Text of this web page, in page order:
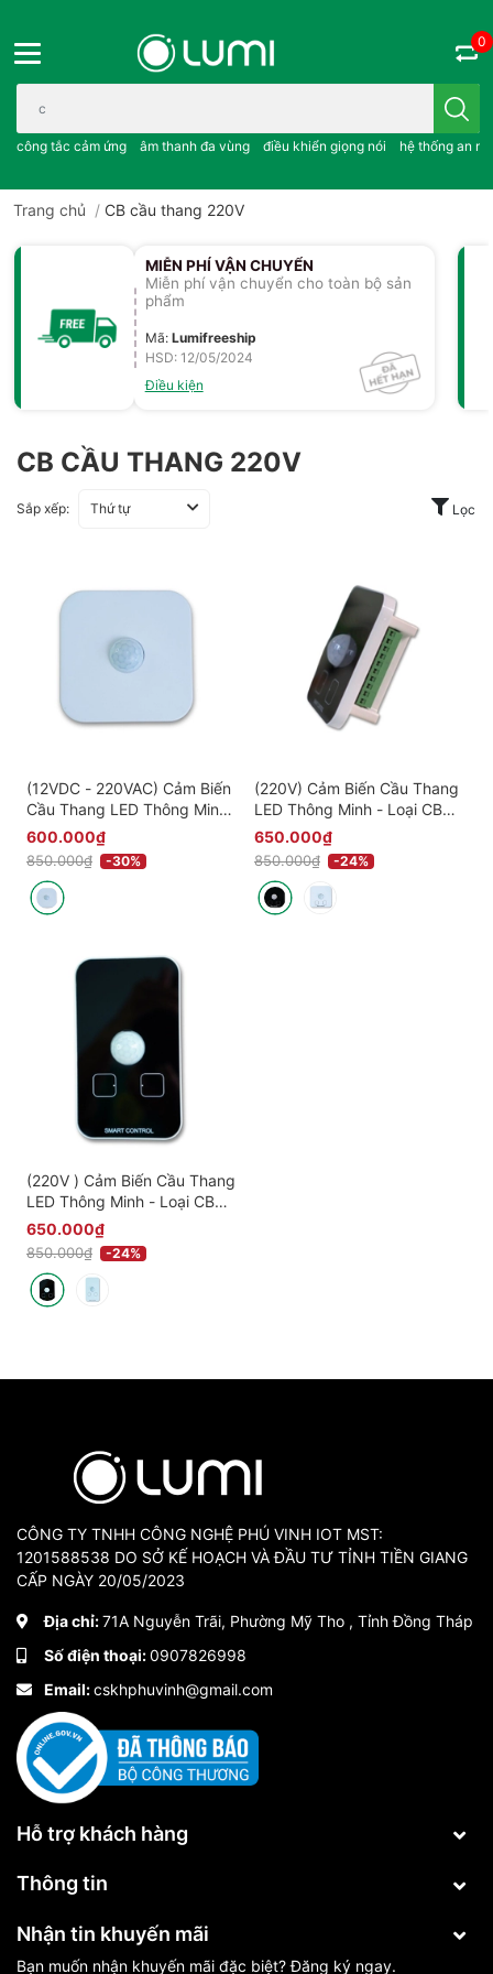
Bạn cần tìm gì..; công tắc cảm ứng..; âm thanh đa vùng ; điều
công tắc cảm ứng âm thanh đa vùng điều khiển giọng nói hệ thống an
0
Trang chủ / CB cầu thang 220V
MIỄN PHÍ VẬN CHUYỂN
Miễn phí vận chuyển cho toàn bộ sản
phẩm
Mã: Lumifreeship
HSD: 12/05/2024
Điều kiện
CB CẦU THANG 220V
Sắp xếp: Thứ tự Lọc
(12VDC - 220VAC) Cảm Biến
Cầu Thang LED Thông Minh
- Loại CB chuyển động (Lắp
Nổi) - Trắng - Bảo Hành 3
Năm
600.000₫
850.000₫ -30%
(220V) Cảm Biến Cầu Thang
LED Thông Minh - Loại CB
chuyển động Âm Tường -
Vuông - Đen/Trắng - Bảo
Hành 3 Năm
650.000₫
850.000₫ -24%
(220V ) Cảm Biến Cầu Thang
LED Thông Minh - Loại CB
chuyển động Âm Tường -
Chữ Nhật - Đen/Trắng - Bảo
Hành 3 Năm
650.000₫
850.000₫ -24%
CÔNG TY TNHH CÔNG NGHỆ PHÚ VINH IOT MST:
1201588538 DO SỞ KẾ HOẠCH VÀ ĐẦU TƯ TỈNH TIỀN GIANG
CẤP NGÀY 20/05/2023
Địa chỉ:71A Nguyễn Trãi, Phường Mỹ Tho , Tỉnh Đồng Tháp
Số điện thoại:0907826998
Email:cskhphuvinh@gmail.com
Hỗ trợ khách hàng
Thông tin
Nhận tin khuyến mãi
Bạn muốn nhận khuyến mãi đặc biệt? Đăng ký ngay.